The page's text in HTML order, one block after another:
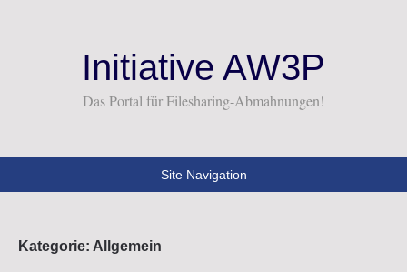
Initiative AW3P
Das Portal für Filesharing-Abmahnungen!
Site Navigation
Kategorie: Allgemein